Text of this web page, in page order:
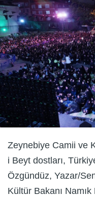
Zeynebiye Camii ve
i Beyt dostları,
Özgündüz, Yazar/
Kültür Bakanı